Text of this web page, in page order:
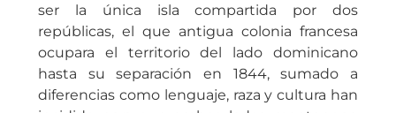
ser la única isla compartida por dos
repúblicas, el que antigua colonia francesa
ocupara el territorio del lado dominicano
hasta su separación en 1844, sumado a
diferencias como lenguaje, raza y cultura han